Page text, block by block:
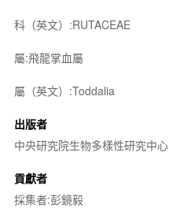
科（英文）:RUTACEAE
屬:飛龍掌血屬
屬（英文）:Toddalia
出版者
中央研究院生物多樣性研究中心
貢獻者
採集者:彭鏡毅